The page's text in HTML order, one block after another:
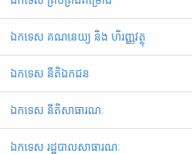
ឯកទេស គណនេយ្យ និង ហិរញ្ញវត្ថុ
ឯកទេស នីតិឯកជន
ឯកទេស នីតិសាធារណៈ
ឯកទេស រដ្ឋបាលសាធារណៈ